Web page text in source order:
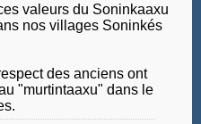
valeurs du Soninkaaxu
nos villages Soninkés
des anciens ont
"murtintaaxu" dans le